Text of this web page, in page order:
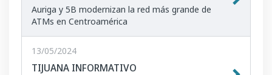
Auriga y 5B modernizan la red más grande de
ATMs en Centroamérica
13/05/2024
TIJUANA INFORMATIVO